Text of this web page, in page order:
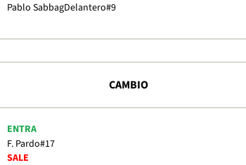
Pablo SabbagDelantero#9
CAMBIO
ENTRA
F. Pardo#17
SALE